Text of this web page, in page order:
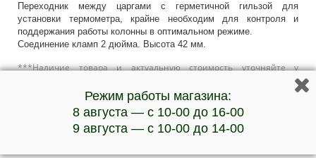
Переходник между царгами с герметичной гильзой для
установки термометра, крайне необходим для контроля и
поддержания работы колонны в оптимальном режиме.
Соединение кламп 2 дюйма. Высота 42 мм.
***Наличие товара и актуальную стоимость уточняйте у
Режим работы магазина:
8 августа — с 10-00 до 16-00
9 августа — с 10-00 до 14-00